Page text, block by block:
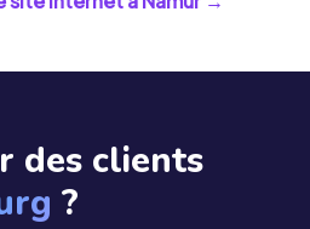
des clients
?